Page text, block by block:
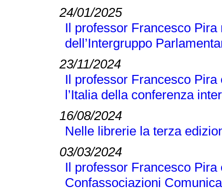
24/01/2025
Il professor Francesco
dell’Intergruppo
23/11/2024
Il professor Francesco
l’Italia della conferenza
16/08/2024
Nelle librerie la terza
03/03/2024
Il professor Francesco
Confassociazioni